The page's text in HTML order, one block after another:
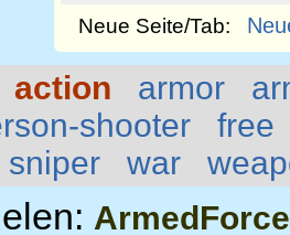
Neue Seite/Tab:
action armor
shooter
free
sniper war